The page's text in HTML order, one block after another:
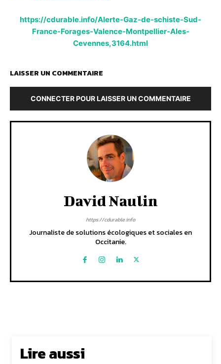
https://cdurable.info/Alerte-Gaz-de-schiste-Sud-
France-Forages-Valence-Montpellier-Ales-
Cevennes,3164.html
LAISSER UN COMMENTAIRE
CONNECTER POUR LAISSER UN COMMENTAIRE
David Naulin
https://cdurable.info
Journaliste de solutions écologiques et sociales en
Occitanie.
Lire aussi